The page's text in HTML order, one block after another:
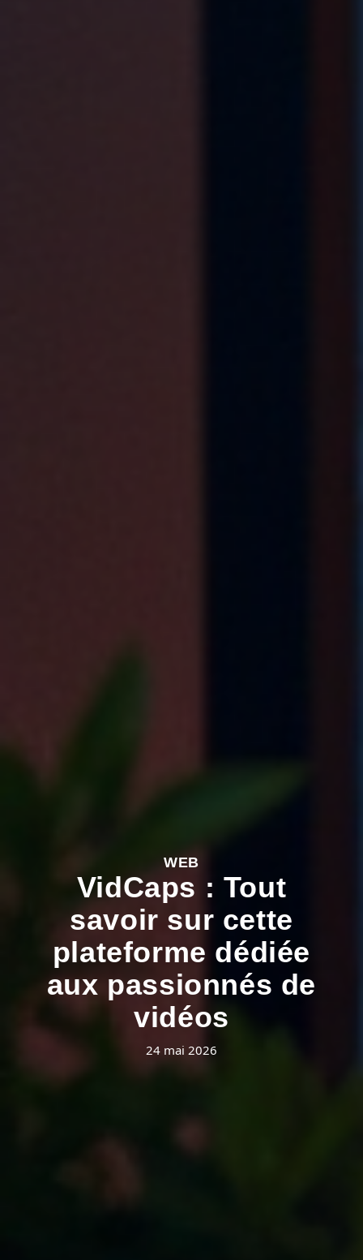
WEB
VidCaps : Tout
savoir sur cette
plateforme dédiée
aux passionnés de
vidéos
24 mai 2026